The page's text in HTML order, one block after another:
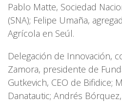
Pablo Matte, Sociedad
(SNA); Felipe Umaña,
Agrícola en Seúl.
Delegación de Innovación,
Zamora, presidente de
Gutkevich, CEO de Bifidice;
Danatautic; Andrés